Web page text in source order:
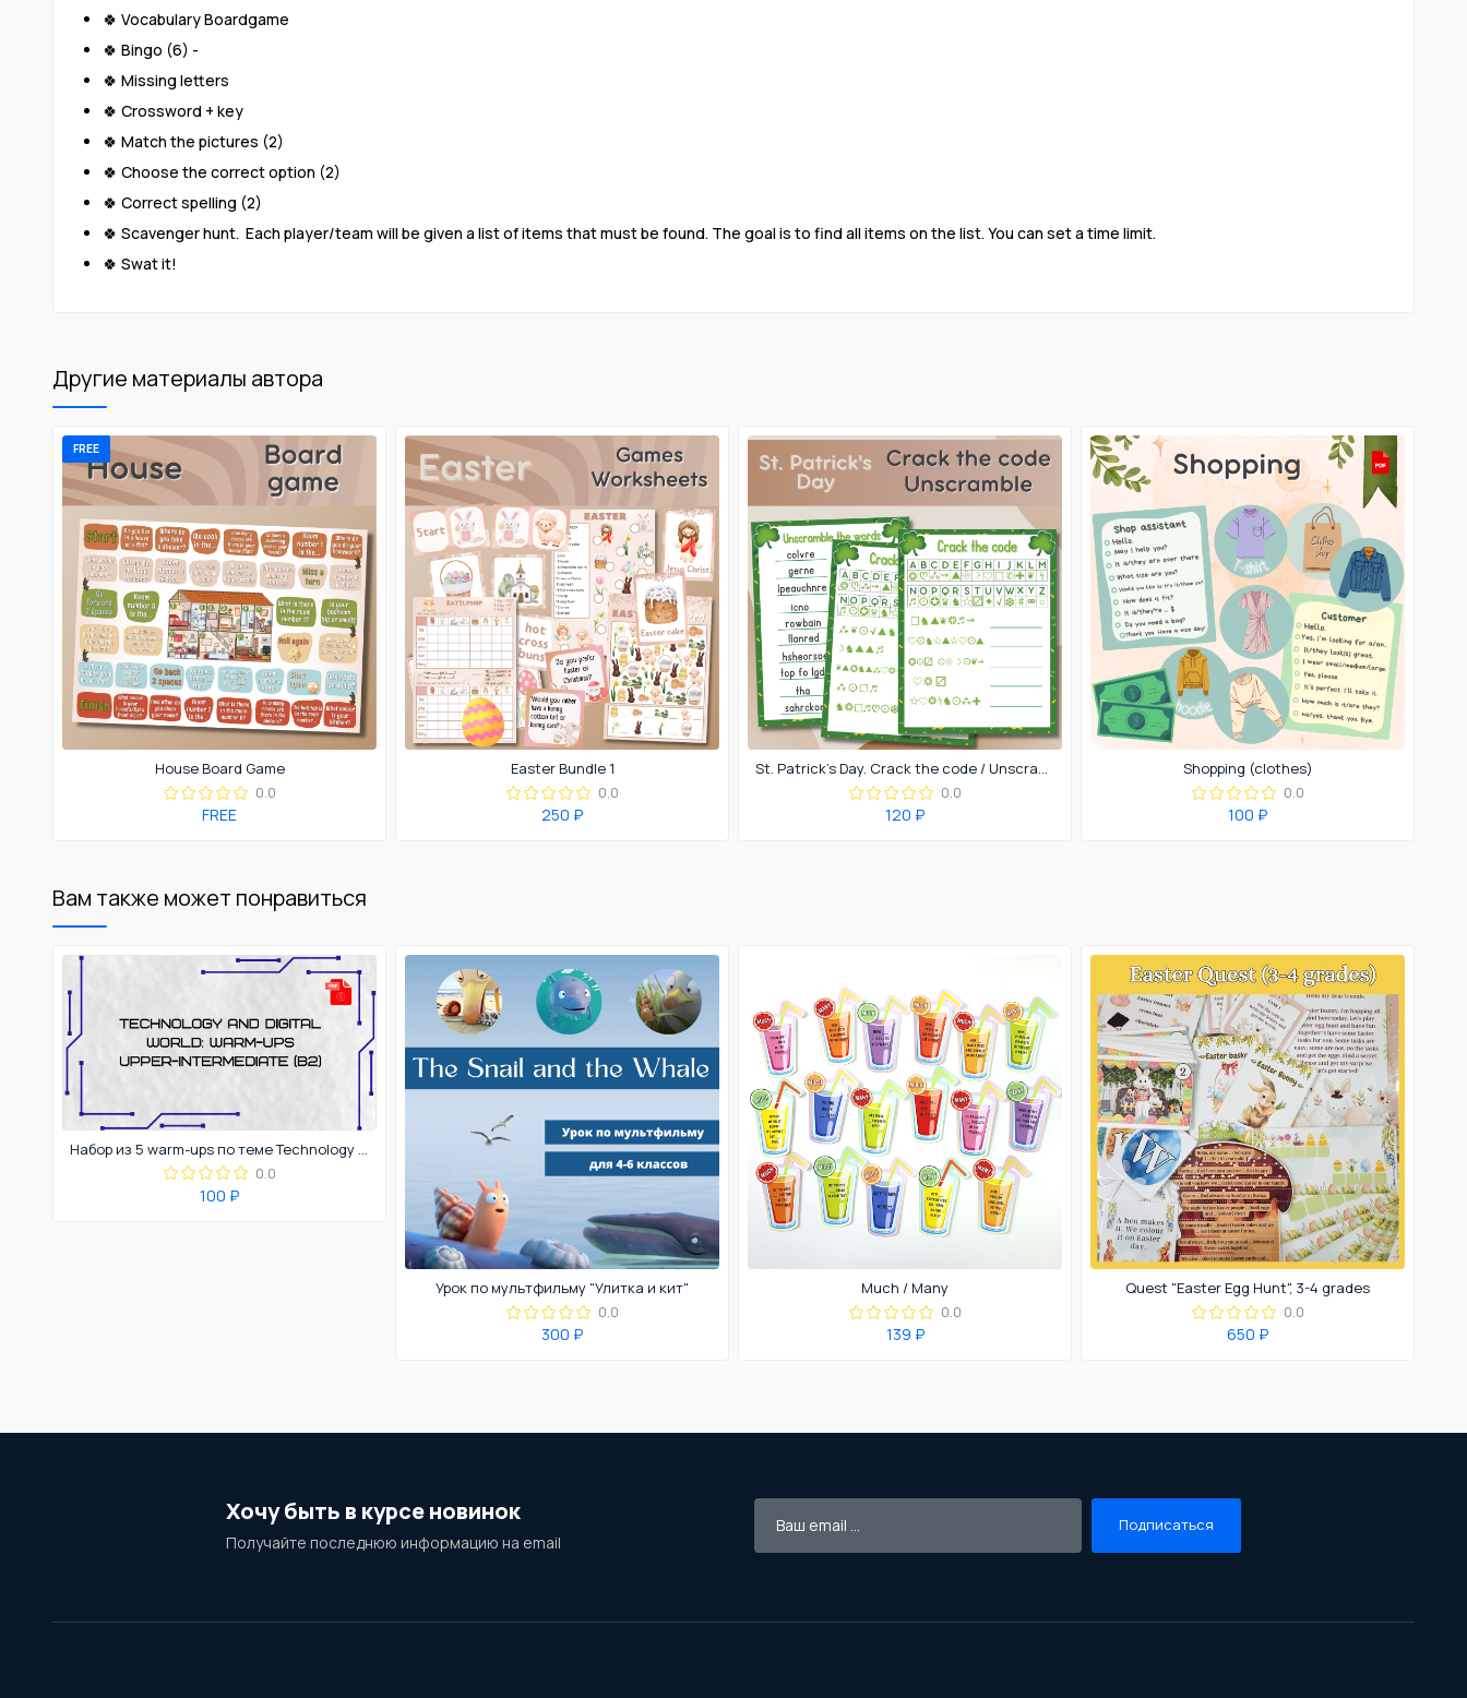
🍀 Vocabulary Boardgame
🍀 Bingo (6) -
🍀 Missing letters
🍀 Crossword + key
🍀 Match the pictures (2)
🍀 Choose the correct option (2)
🍀 Correct spelling (2)
🍀 Scavenger hunt. Each player/team will be given a list of items that must be found. The goal is to find all items on the list. You can set a time limit.
🍀 Swat it!
Другие материалы автора
FREE
House Board Game
0.0
FREE
Easter Bundle 1
0.0
250 ₽
St. Patrick's Day. Crack the code / Unscramble the words / I spy / Word search
0.0
120 ₽
Shopping (clothes)
0.0
100 ₽
Вам также может понравиться
Набор из 5 warm-ups по теме Technology (B2)
0.0
100 ₽
Урок по мультфильму "Улитка и кит"
0.0
300 ₽
Much / Many
0.0
139 ₽
Quest "Easter Egg Hunt", 3-4 grades
0.0
650 ₽
Хочу быть в курсе новинок
Получайте последнюю информацию на email
Подписаться